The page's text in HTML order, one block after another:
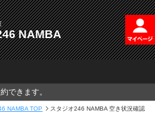
NAMBA
できます。
NAMBA TOP スタジオ246 NAMBA 空き状況確認